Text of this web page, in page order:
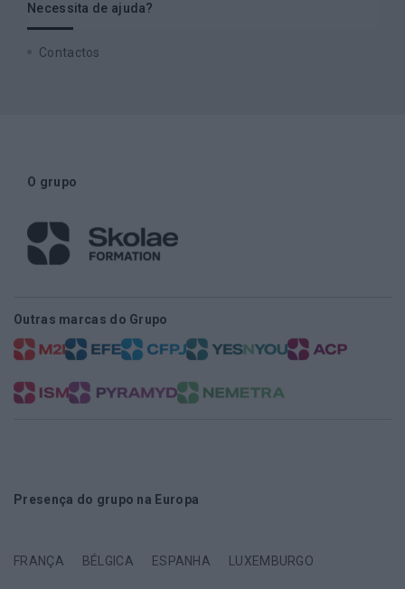
Necessita de ajuda?
Contactos
O grupo
Outras marcas do Grupo
Presença do grupo na Europa
FRANÇA BÉLGICA ESPANHA LUXEMBURGO